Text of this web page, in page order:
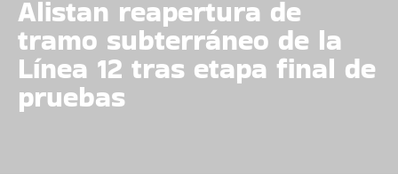
Alistan reapertura de
tramo subterráneo de la
Línea 12 tras etapa final de
pruebas